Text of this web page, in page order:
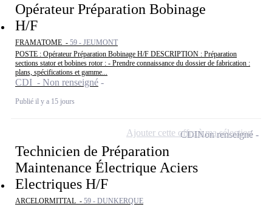
Opérateur Préparation Bobinage
H/F
FRAMATOME - 59 - JEUMONT
POSTE : Opérateur Préparation Bobinage H/F DESCRIPTION : Préparation
sections stator et bobines rotor : - Prendre connaissance du dossier de fabrication :
plans, spécifications et gamme...
CDI - Non renseigné
Publié il y a 15 jours
Technicien de Préparation
Maintenance Électrique Aciers
Electriques H/F
ARCELORMITTAL - 59 - DUNKERQUE
CDINon renseigné
Ajouter cette offre à ma sélection